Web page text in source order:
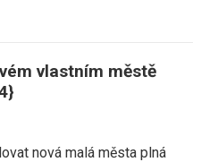
vlastním městě
nová malá města plná